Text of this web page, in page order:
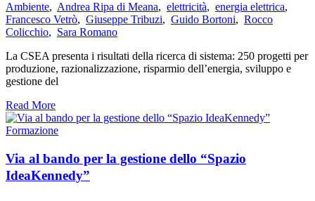
Ambiente, Andrea Ripa di Meana, elettricità, energia elettrica,
Francesco Vetrò, Giuseppe Tribuzi, Guido Bortoni, Rocco
Colicchio, Sara Romano
La CSEA presenta i risultati della ricerca di sistema: 250 progetti per
produzione, razionalizzazione, risparmio dell’energia, sviluppo e
gestione del
Read More
Formazione
Via al bando per la gestione dello “Spazio
IdeaKennedy”